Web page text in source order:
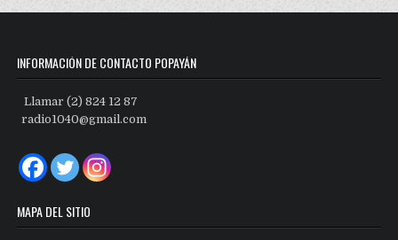
INFORMACIÓN DE CONTACTO POPAYÁN
Llamar (2) 824 12 87
radio1040@gmail.com
MAPA DEL SITIO